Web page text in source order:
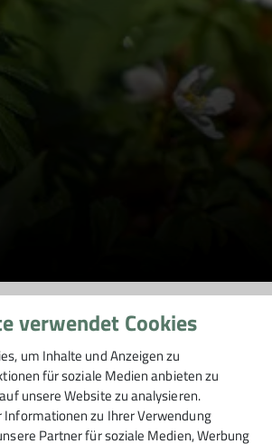
- Unsere
ist auf
verwendet Cookies
um Inhalte und Anzeigen zu
für soziale Medien anbieten zu
unsere Website zu analysieren.
zu Ihrer Verwendung
Partner für soziale Medien, Werbung